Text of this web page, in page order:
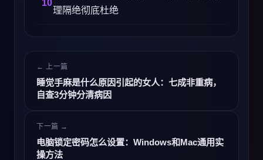
理隔绝彻底杜绝
← 上一篇
睡觉手麻是什么原因引起的女人：七成非重病，
自查3分钟分清病因
下一篇 →
电脑锁定密码怎么设置：Windows和Mac通用实
操方法